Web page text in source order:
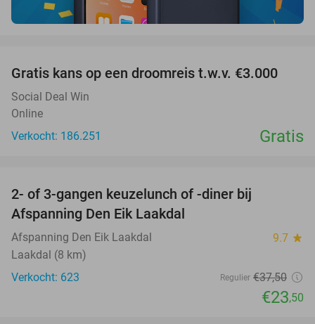
Gratis kans op een droomreis t.w.v. €3.000
Social Deal Win
Online
Verkocht: 186.251
Gratis
2- of 3-gangen keuzelunch of -diner bij
Afspanning Den Eik Laakdal
Afspanning Den Eik Laakdal 9.7 star
Laakdal (8 km)
Verkocht: 623
Regulier €37,50
€23,50